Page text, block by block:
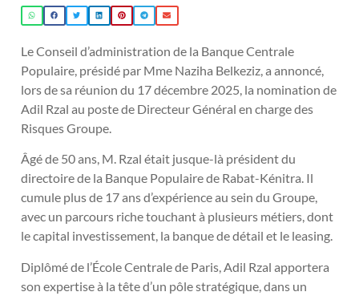
Le Conseil d’administration de la Banque Centrale
Populaire, présidé par Mme Naziha Belkeziz, a annoncé,
lors de sa réunion du 17 décembre 2025, la nomination de
Adil Rzal au poste de Directeur Général en charge des
Risques Groupe.
Âgé de 50 ans, M. Rzal était jusque-là président du
directoire de la Banque Populaire de Rabat-Kénitra. Il
cumule plus de 17 ans d’expérience au sein du Groupe,
avec un parcours riche touchant à plusieurs métiers, dont
le capital investissement, la banque de détail et le leasing.
Diplômé de l’École Centrale de Paris, Adil Rzal apportera
son expertise à la tête d’un pôle stratégique, dans un